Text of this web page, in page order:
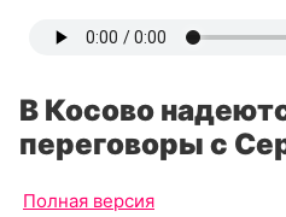
В Косово
переговоры с
Полная версия